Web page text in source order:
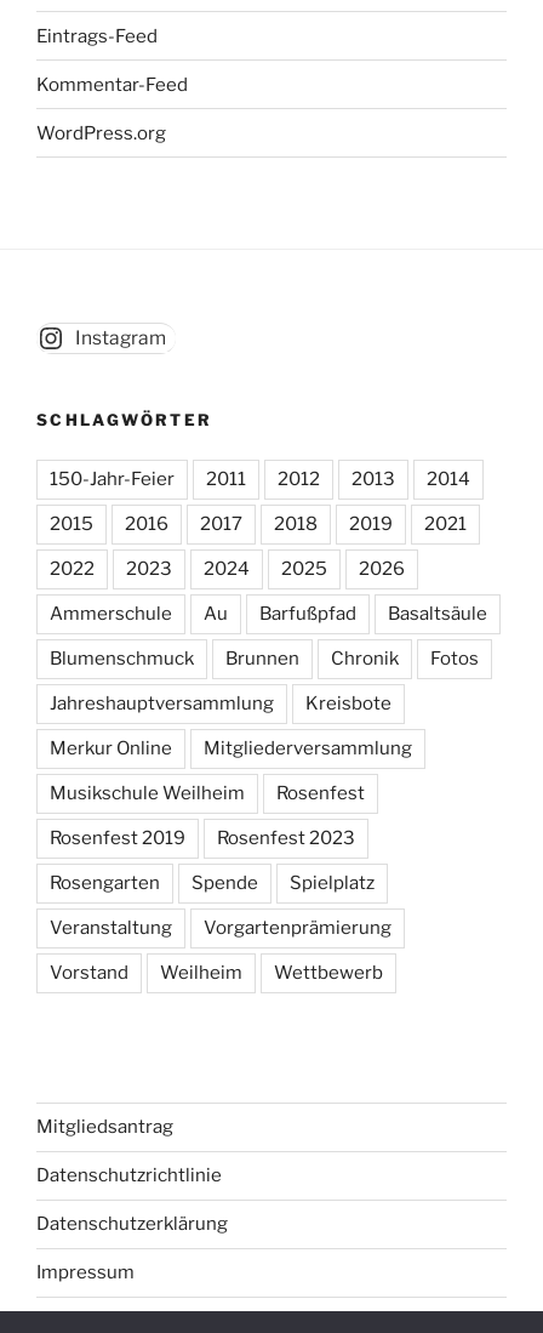
Eintrags-Feed
Kommentar-Feed
WordPress.org
Instagram
SCHLAGWÖRTER
150-Jahr-Feier 2011 2012 2013 2014
2015 2016 2017 2018 2019 2021
2022 2023 2024 2025 2026
Ammerschule Au Barfußpfad Basaltsäule
Blumenschmuck Brunnen Chronik Fotos
Jahreshauptversammlung Kreisbote
Merkur Online Mitgliederversammlung
Musikschule Weilheim Rosenfest
Rosenfest 2019 Rosenfest 2023
Rosengarten Spende Spielplatz
Veranstaltung Vorgartenprämierung
Vorstand Weilheim Wettbewerb
Mitgliedsantrag
Datenschutzrichtlinie
Datenschutzerklärung
Impressum